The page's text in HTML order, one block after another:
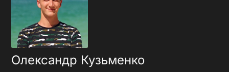
Олександр Кузьменко